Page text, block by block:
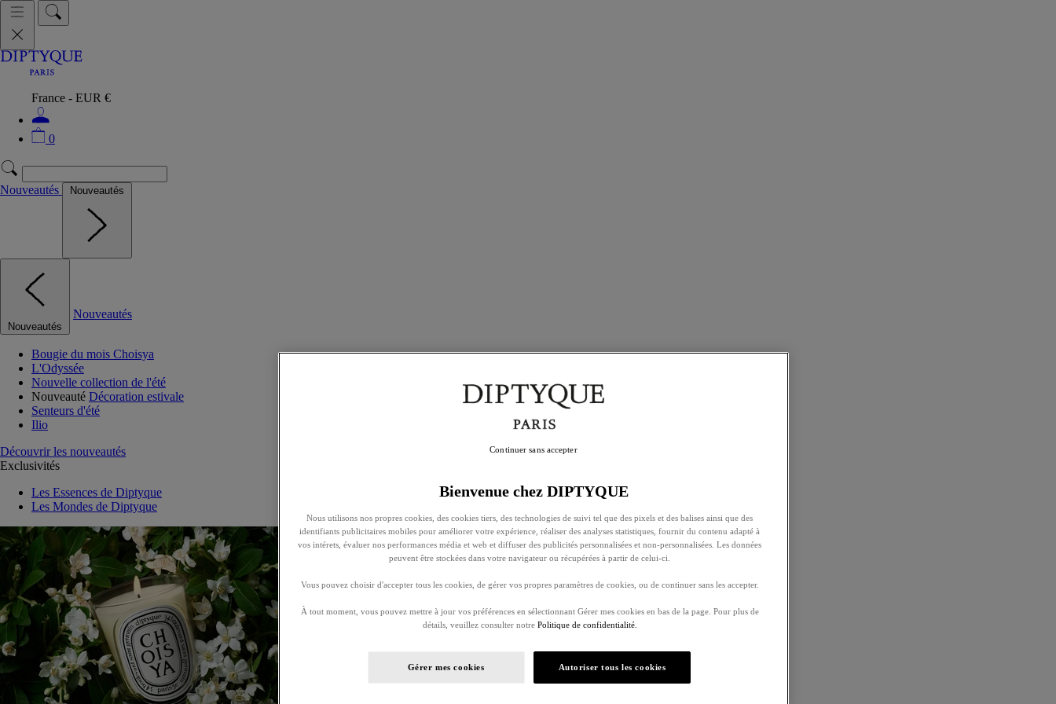
France - EUR €
0
Nouveautés Nouveautés
Nouveautés
Nouveautés
Bougie du mois Choisya
L'Odyssée
Nouvelle collection de l'été
Nouveauté Décoration estivale
Senteurs d'été
Ilio
Découvrir les nouveautés
Exclusivités
Les Essences de Diptyque
Les Mondes de Diptyque
Bienvenue chez DIPTYQUE
Nous utilisons nos propres cookies, des cookies tiers, des technologies de suivi tel que des pixels et des balises ainsi que des
identifiants publicitaires mobiles pour améliorer votre expérience, réaliser des analyses statistiques, fournir du contenu adapté à
vos intérets, évaluer nos performances média et web et diffuser des publicités personnalisées et non-personnalisées. Les données
peuvent être stockées dans votre navigateur ou récupérées à partir de celui-ci.
Vous pouvez choisir d'accepter tous les cookies, de gérer vos propres paramètres de cookies, ou de continuer sans les accepter.
À tout moment, vous pouvez mettre à jour vos préférences en sélectionnant Gérer mes cookies en bas de la page. Pour plus de
détails, veuillez consulter notre Politique de confidentialité.
Gérer mes cookies Autoriser tous les cookies
Continuer sans accepter